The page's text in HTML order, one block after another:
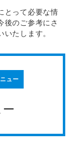
とって必要な情
後のご参考にさ
たします。
ュー